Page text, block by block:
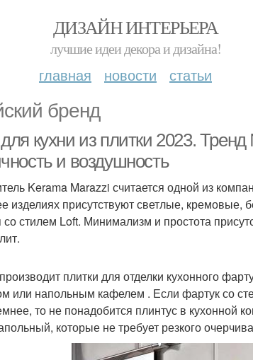
ДИЗАЙН ИНТЕРЬЕРА
лучшие идеи декора и дизайна!
главная новости статьи
бренд
кухни из плитки 2023.
и воздушность
Kerama Marazzi считается одной из
изделиях присутствуют светлые, кремовые,
со стилем Loft. Минимализм и простота
плитки для отделки кухонного
или напольным кафелем . Если фартук со
то не понадобится плинтус в кухонной
которые не требует резкого